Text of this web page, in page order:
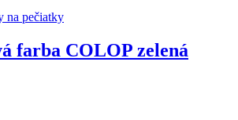
na pečiatky
farba COLOP zelená